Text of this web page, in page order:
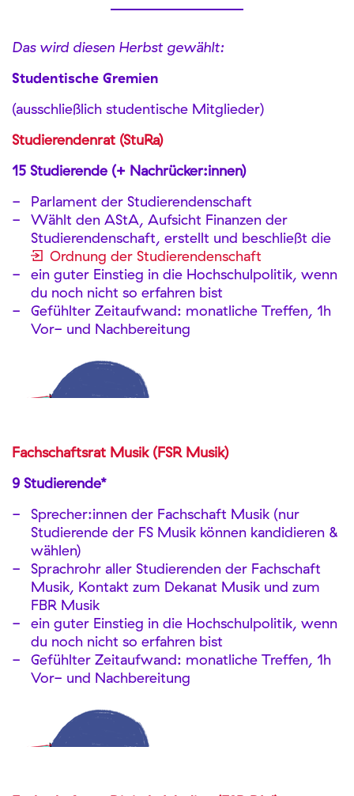
Das wird diesen Herbst gewählt:
Studentische Gremien
(ausschließlich studentische Mitglieder)
Studierendenrat (StuRa)
15 Studierende (+ Nachrücker:innen)
Parlament der Studierendenschaft
Wählt den AStA, Aufsicht Finanzen der
Studierendenschaft, erstellt und beschließt die
Ordnung der Studierendenschaft
ein guter Einstieg in die Hochschulpolitik, wenn
du noch nicht so erfahren bist
Gefühlter Zeitaufwand: monatliche Treffen, 1h
Vor- und Nachbereitung
Fachschaftsrat Musik (FSR Musik)
9 Studierende*
Sprecher:innen der Fachschaft Musik (nur
Studierende der FS Musik können kandidieren &
wählen)
Sprachrohr aller Studierenden der Fachschaft
Musik, Kontakt zum Dekanat Musik und zum
FBR Musik
ein guter Einstieg in die Hochschulpolitik, wenn
du noch nicht so erfahren bist
Gefühlter Zeitaufwand: monatliche Treffen, 1h
Vor- und Nachbereitung